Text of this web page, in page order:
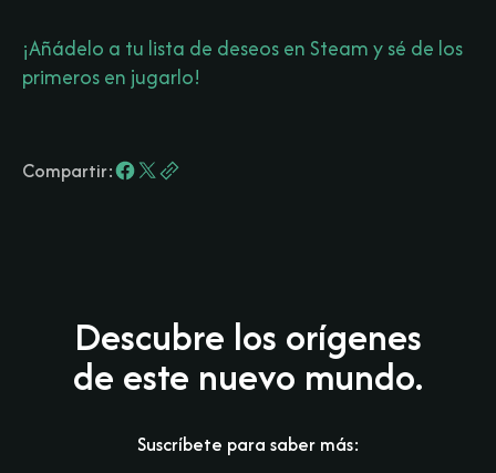
¡Añádelo a tu lista de deseos en Steam y sé de los
primeros en jugarlo!
Compartir:
Descubre los orígenes
de este nuevo mundo.
Suscríbete para saber más: